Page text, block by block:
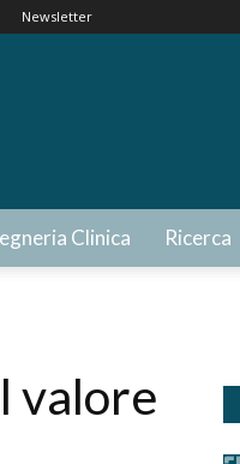
Newsletter
Clinica Ricerca
valore